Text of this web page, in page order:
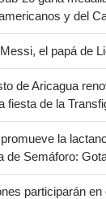
y del
el papá de
de Aricagua
fiesta de la
la
de Semáforo:
participarán